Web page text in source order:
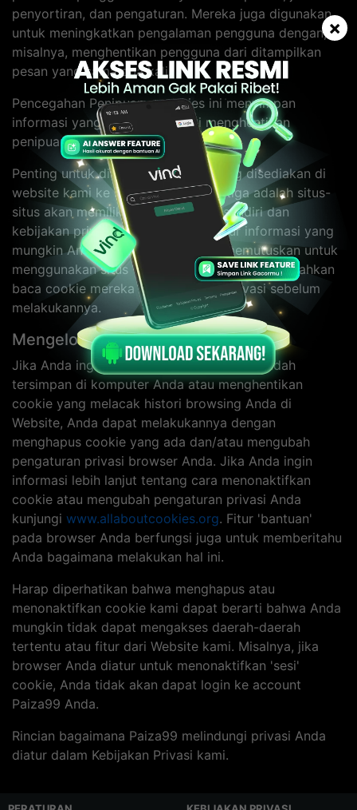
×
penyortiran, dan pengaturan. Mereka juga digunakan
untuk meningkatkan pengalaman pengguna dengan,
misalnya, menghentikan pengguna dari ditampilkan
pesan yang sama dua kali.
Pencegahan Penipuan - cookies ini menyimpan
informasi yang membantu kami menghentikan
penipuan di Website kami.
Penting untuk diingat bahwa link yang disediakan di
website kami ke situs web pihak ketiga adalah situs-
situs akan memiliki cookie mereka sendiri dan
kebijakan privasi yang akan mengatur informasi yang
mungkin Anda kirimkan. Jika Anda memutuskan untuk
menggunakan situs web pihak ketiga terkait, silahkan
baca cookie mereka dan kebijakan privasi sebelum
melakukannya.
Mengelola Cookie
Jika Anda ingin menghapus cookie yang sudah
tersimpan di komputer Anda atau menghentikan
cookie yang melacak histori browsing Anda di
Website, Anda dapat melakukannya dengan
menghapus cookie yang ada dan/atau mengubah
pengaturan privasi browser Anda. Jika Anda ingin
informasi lebih lanjut tentang cara menonaktifkan
cookie atau mengubah pengaturan privasi Anda
kunjungi www.allaboutcookies.org. Fitur 'bantuan'
pada browser Anda berfungsi juga untuk memberitahu
Anda bagaimana melakukan hal ini.
Harap diperhatikan bahwa menghapus atau
menonaktifkan cookie kami dapat berarti bahwa Anda
mungkin tidak dapat mengakses daerah-daerah
tertentu atau fitur dari Website kami. Misalnya, jika
browser Anda diatur untuk menonaktifkan 'sesi'
cookie, Anda tidak akan dapat login ke account
Paiza99 Anda.
Rincian bagaimana Paiza99 melindungi privasi Anda
diatur dalam Kebijakan Privasi kami.